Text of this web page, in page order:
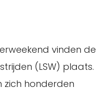
vinden de
(LSW) plaats.
zich honderden